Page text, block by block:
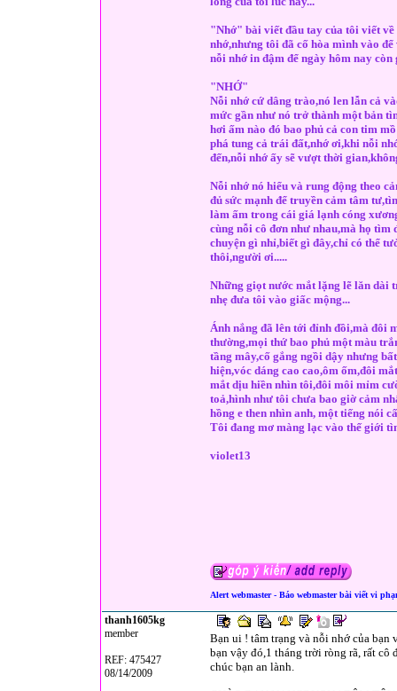
"Nhớ" bài viết đầu tay của tôi viết
nhớ,nhưng tôi đã cố hòa mình vào
nỗi nhớ in đậm để ngày hôm nay còn
"NHỚ"
Nỗi nhớ cứ dâng trào,nó len lẫn cả
mức gần như nó trở thành một bản
hơi ấm nào đó bao phủ cả con tim
phá tung cả trái đất,nhớ ơi,khi nỗi
đến,nỗi nhớ ấy sẽ vượt thời
Nỗi nhớ nó hiểu và rung động theo
đủ sức mạnh để truyền cảm tâm
làm ấm trong cái giá lạnh cóng
cùng nỗi cô đơn như nhau,mà họ
chuyện gì nhỉ,biết gì đây,chỉ có thể
thôi,người ơi.....
Những giọt nước mắt lặng lẽ lăn dài
nhẹ đưa tôi vào giấc mộng...
Ánh nắng đã lên tới đỉnh đồi,mà đôi
thường,mọi thứ bao phủ một màu
tầng mây,cố gắng ngồi dậy nhưng
hiện,vóc dáng cao cao,ôm ốm,đôi
mắt dịu hiền nhìn tôi,đôi môi mỉm
toả,hình như tôi chưa bao giờ cảm
hồng e then nhìn anh, một tiếng nói
Tôi đang mơ màng lạc vào thế giới
violet13
Alert webmaster - Báo webmaster bài viết vi
thanh1605kg
member
REF: 475427
08/14/2009
Bạn ui ! tâm trạng và nỗi nhớ của
bạn vậy đó,1 tháng trời ròng rã, rất cô
chúc bạn an lành.